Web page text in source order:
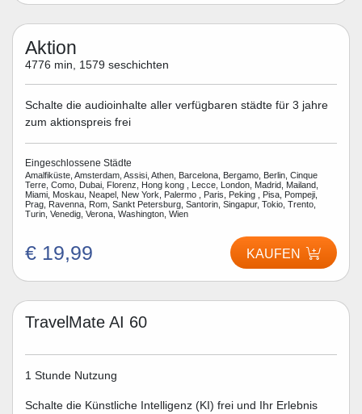
Aktion
4776 min, 1579 seschichten
Schalte die audioinhalte aller verfügbaren städte für 3 jahre
zum aktionspreis frei
Eingeschlossene Städte
Amalfiküste, Amsterdam, Assisi, Athen, Barcelona, Bergamo, Berlin, Cinque
Terre, Como, Dubai, Florenz, Hong kong , Lecce, London, Madrid, Mailand,
Miami, Moskau, Neapel, New York, Palermo , Paris, Peking , Pisa, Pompeji,
Prag, Ravenna, Rom, Sankt Petersburg, Santorin, Singapur, Tokio, Trento,
Turin, Venedig, Verona, Washington, Wien
€ 19,99 KAUFEN
TravelMate AI 60
1 Stunde Nutzung
Schalte die Künstliche Intelligenz (KI) frei und Ihr Erlebnis